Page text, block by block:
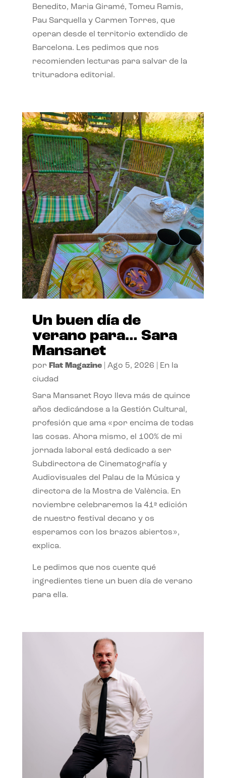
Benedito, Maria Giramé, Tomeu Ramis,
Pau Sarquella y Carmen Torres, que
operan desde el territorio extendido de
Barcelona. Les pedimos que nos
recomienden lecturas para salvar de la
trituradora editorial.
Un buen día de
verano para… Sara
Mansanet
por Flat Magazine| Ago 5, 2026
En la
ciudad
Sara Mansanet Royo lleva más de quince
años dedicándose a la Gestión Cultural,
profesión que ama «por encima de todas
las cosas. Ahora mismo, el 100% de mi
jornada laboral está dedicado a ser
Subdirectora de Cinematografía y
Audiovisuales del Palau de la Música y
directora de la Mostra de València. En
noviembre celebraremos la 41ª edición
de nuestro festival decano y os
esperamos con los brazos abiertos»,
explica.
Le pedimos que nos cuente qué
ingredientes tiene un buen día de verano
para ella.